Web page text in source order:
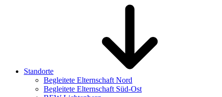
Standorte
Begleitete Elternschaft Nord
Begleitete Elternschaft Süd-Ost